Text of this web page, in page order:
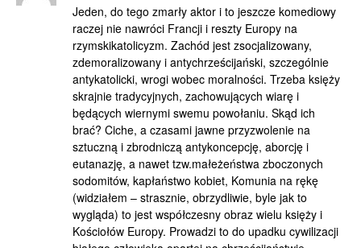
Jeden, do tego zmarły aktor i to jeszcze komediowy
raczej nie nawróci Francji i reszty Europy na
rzymskikatolicyzm. Zachód jest zsocjalizowany,
zdemoralizowany i antychrześcijański, szczególnie
antykatolicki, wrogi wobec moralności. Trzeba księży
skrajnie tradycyjnych, zachowujących wiarę i
będących wiernymi swemu powołaniu. Skąd ich
brać? Ciche, a czasami jawne przyzwolenie na
sztuczną i zbrodniczą antykoncepcję, aborcję i
eutanazję, a nawet tzw.małeżeństwa zboczonych
sodomitów, kapłaństwo kobiet, Komunia na rękę
(widziałem – strasznie, obrzydliwie, byle jak to
wygląda) to jest współczesny obraz wielu księży i
Kościołów Europy. Prowadzi to do upadku cywilizacji